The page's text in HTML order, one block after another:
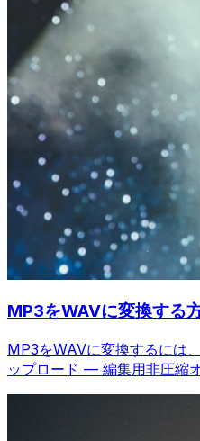
MP3をWAVに変換する
MP3をWAVに変換するには
ップロード — 編集用非圧縮